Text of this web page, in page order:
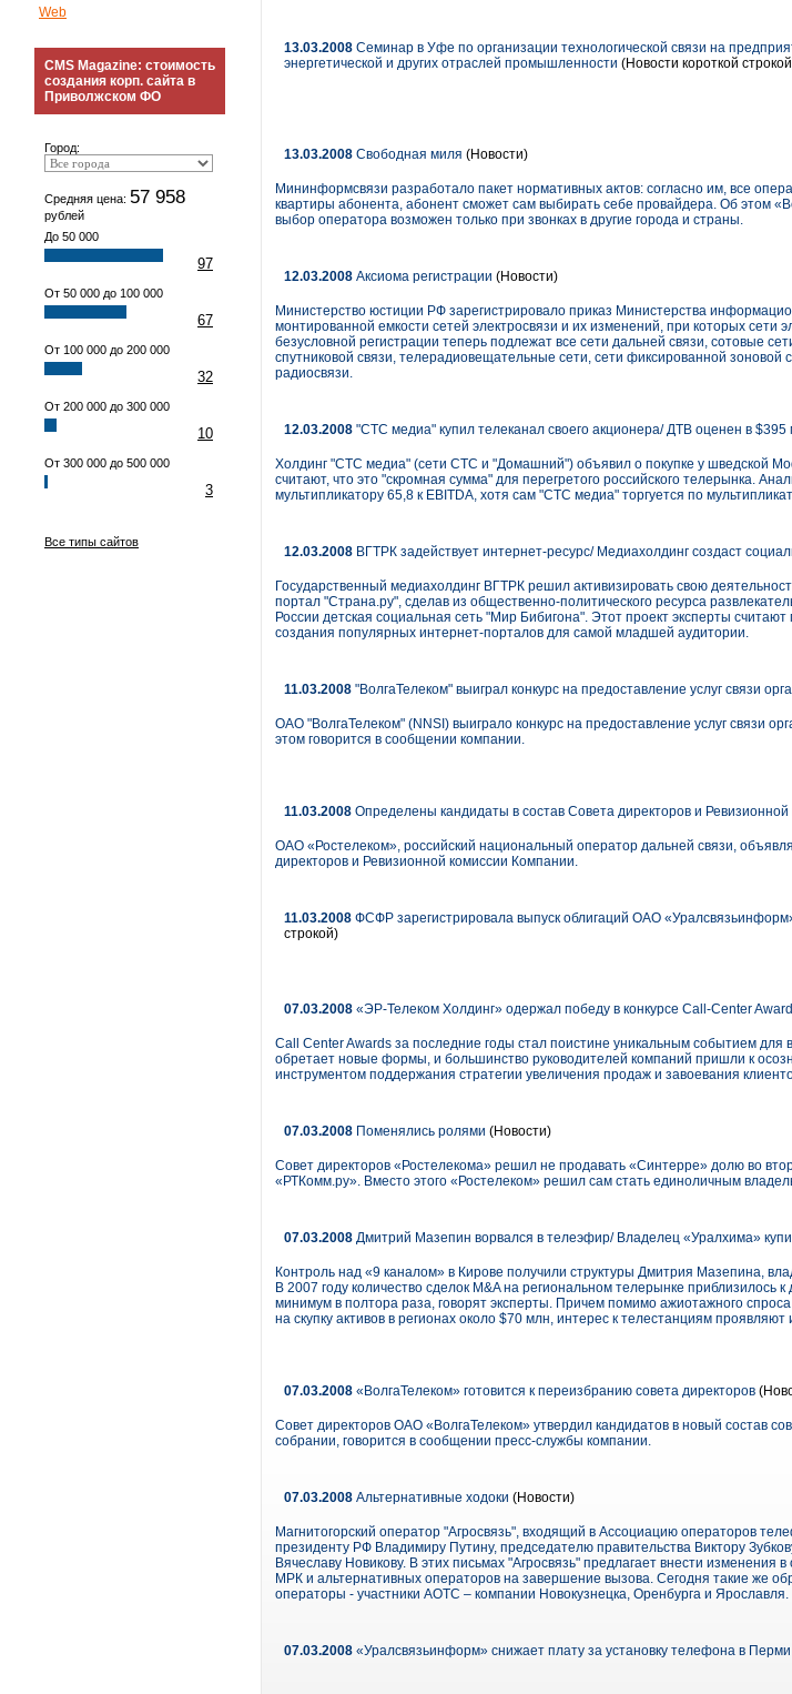
Web
CMS Magazine: стоимость
создания корп. сайта в
Приволжском ФО
Город:
Средняя цена: 57 958
рублей
До 50 000
97
От 50 000 до 100 000
67
От 100 000 до 200 000
32
От 200 000 до 300 000
10
От 300 000 до 500 000
3
Все типы сайтов
13.03.2008 Семинар в Уфе по организации технологической связи на
энергетической и других отраслей промышленности (Новости короткой
13.03.2008 Свободная миля (Новости)
Мининформсвязи разработало пакет нормативных актов: согласно им, все
квартиры абонента, абонент сможет сам выбирать себе провайдера. Об этом
выбор оператора возможен только при звонках в другие города и страны.
12.03.2008 Аксиома регистрации (Новости)
Министерство юстиции РФ зарегистрировало приказ Министерства
монтированной емкости сетей электросвязи и их изменений, при которых сети
безусловной регистрации теперь подлежат все сети дальней связи, сотовые
спутниковой связи, телерадиовещательные сети, сети фиксированной зоновой
радиосвязи.
12.03.2008 "СТС медиа" купил телеканал своего акционера/ ДТВ оценен в $395
Холдинг "СТС медиа" (сети СТС и "Домашний") объявил о покупке у шведской
считают, что это "скромная сумма" для перегретого российского телерынка.
мультипликатору 65,8 к EBITDA, хотя сам "СТС медиа" торгуется по
12.03.2008 ВГТРК задействует интернет-ресурс/ Медиахолдинг создаст
Государственный медиахолдинг ВГТРК решил активизировать свою
портал "Страна.ру", сделав из общественно-политического ресурса
России детская социальная сеть "Мир Бибигона". Этот проект эксперты
создания популярных интернет-порталов для самой младшей аудитории.
11.03.2008 "ВолгаТелеком" выиграл конкурс на предоставление услуг связи
ОАО "ВолгаТелеком" (NNSI) выиграло конкурс на предоставление услуг связи
этом говорится в сообщении компании.
11.03.2008 Определены кандидаты в состав Совета директоров и
ОАО «Ростелеком», российский национальный оператор дальней связи,
директоров и Ревизионной комиссии Компании.
11.03.2008 ФСФР зарегистрировала выпуск облигаций ОАО
строкой)
07.03.2008 «ЭР-Телеком Холдинг» одержал победу в конкурсе Call-Сenter
Call Center Awards за последние годы стал поистине уникальным событием для
обретает новые формы, и большинство руководителей компаний пришли к
инструментом поддержания стратегии увеличения продаж и завоевания
07.03.2008 Поменялись ролями (Новости)
Совет директоров «Ростелекома» решил не продавать «Синтерре» долю во
«РТКомм.ру». Вместо этого «Ростелеком» решил сам стать единоличным
07.03.2008 Дмитрий Мазепин ворвался в телеэфир/ Владелец «Уралхима»
Контроль над «9 каналом» в Кирове получили структуры Дмитрия Мазепина,
В 2007 году количество сделок M&A на региональном телерынке приблизилось
минимум в полтора раза, говорят эксперты. Причем помимо ажиотажного
на скупку активов в регионах около $70 млн, интерес к телестанциям
07.03.2008 «ВолгаТелеком» готовится к переизбранию совета директоров
Совет директоров ОАО «ВолгаТелеком» утвердил кандидатов в новый состав
собрании, говорится в сообщении пресс-службы компании.
07.03.2008 Альтернативные ходоки (Новости)
Магнитогорский оператор "Агросвязь", входящий в Ассоциацию операторов
президенту РФ Владимиру Путину, председателю правительства Виктору
Вячеславу Новикову. В этих письмах "Агросвязь" предлагает внести
МРК и альтернативных операторов на завершение вызова. Сегодня такие же
операторы - участники АОТС – компании Новокузнецка, Оренбурга и Ярославля.
07.03.2008 «Уралсвязьинформ» снижает плату за установку телефона в Перми